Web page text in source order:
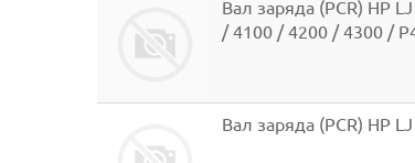
Вал заряда (PCR) HP
/ 4100 / 4200 / 4300 /
Вал заряда (PCR) HP